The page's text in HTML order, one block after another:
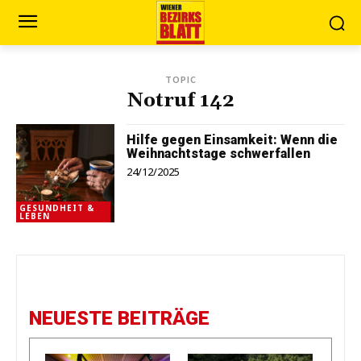
TOPIC
Notruf 142
GESUNDHEIT &
LEBEN
Hilfe gegen Einsamkeit: Wenn die
Weihnachtstage schwerfallen
24/12/2025
NEUESTE BEITRÄGE